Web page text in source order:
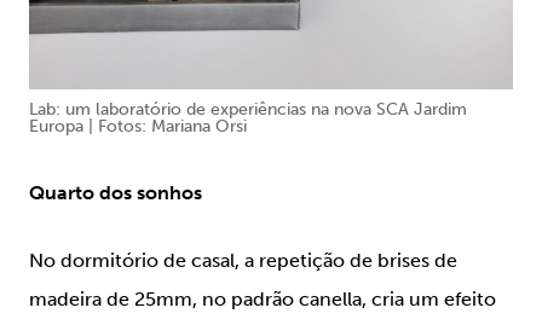
Lab: um laboratório de experiências na nova SCA Jardim
Europa | Fotos: Mariana Orsi
Quarto dos sonhos
No dormitório de casal, a repetição de brises de
madeira de 25mm, no padrão canella, cria um efeito